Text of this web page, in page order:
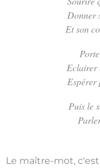
Donner
Et son
Eclairer
Puis le
Le maître-mot, c'est